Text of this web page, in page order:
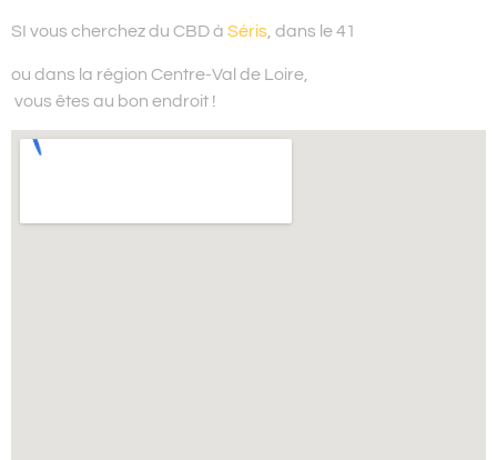
SI vous cherchez du CBD à Séris, dans le 41
ou dans la région Centre-Val de Loire,
vous êtes au bon endroit !